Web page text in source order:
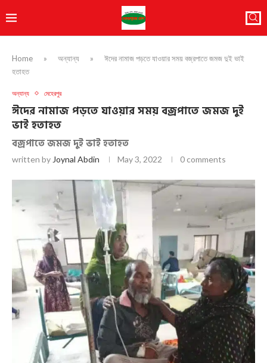
Home » অন্যান্য »
ঈদের নামাজ পড়তে যাওয়ার সময় বজ্রপাতে জমজ দুই ভাই
হতাহত
অন্যান্য মেহেরপুর
ঈদের নামাজ পড়তে যাওয়ার সময় বজ্রপাতে জমজ দুই
ভাই হতাহত
বজ্রপাতে জমজ দুই ভাই হতাহত
written by Joynal Abdin May 3, 2022 0 comments